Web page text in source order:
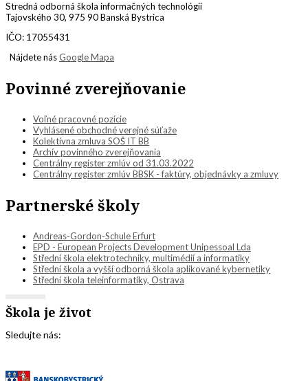
Stredná odborná škola informačných technológií
Tajovského 30, 975 90 Banská Bystrica
IČO: 17055431
Nájdete násGoogle Mapa
Povinné zverejňovanie
Voľné pracovné pozície
Vyhlásené obchodné verejné súťaže
Kolektívna zmluva SOŠ IT BB
Archív povinného zverejňovania
Centrálny register zmlúv od 31.03.2022
Centrálny register zmlúv BBSK - faktúry, objednávky a zmluvy
Partnerské školy
Andreas-Gordon-Schule Erfurt
EPD - European Projects Development Unipessoal Lda
Střední škola elektrotechniky, multimédií a informatiky
Střední škola a vyšší odborná škola aplikované kybernetiky
Střední škola teleinformatiky, Ostrava
Škola je život
Sledujte nás: